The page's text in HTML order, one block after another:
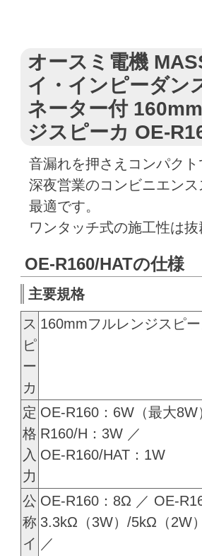
オースミ電機
イ・インピーダン
ネーター付
ジスピーカ OE-
音漏れを押さえコンパクト
深夜営業のコンビニエン
最適です。
ワンタッチ式の施工性は抜
OE-R160/HATの仕様
主要規格
ス
ピ
ー
カ
160mmフルレンジスピー
定
格
入
力
OE-R160：6W（最大
R160/H：3W ／
OE-R160/HAT：1W
公
称
イ
OE-R160：8Ω ／ OE-
3.3kΩ（3W）/5kΩ（2W
／